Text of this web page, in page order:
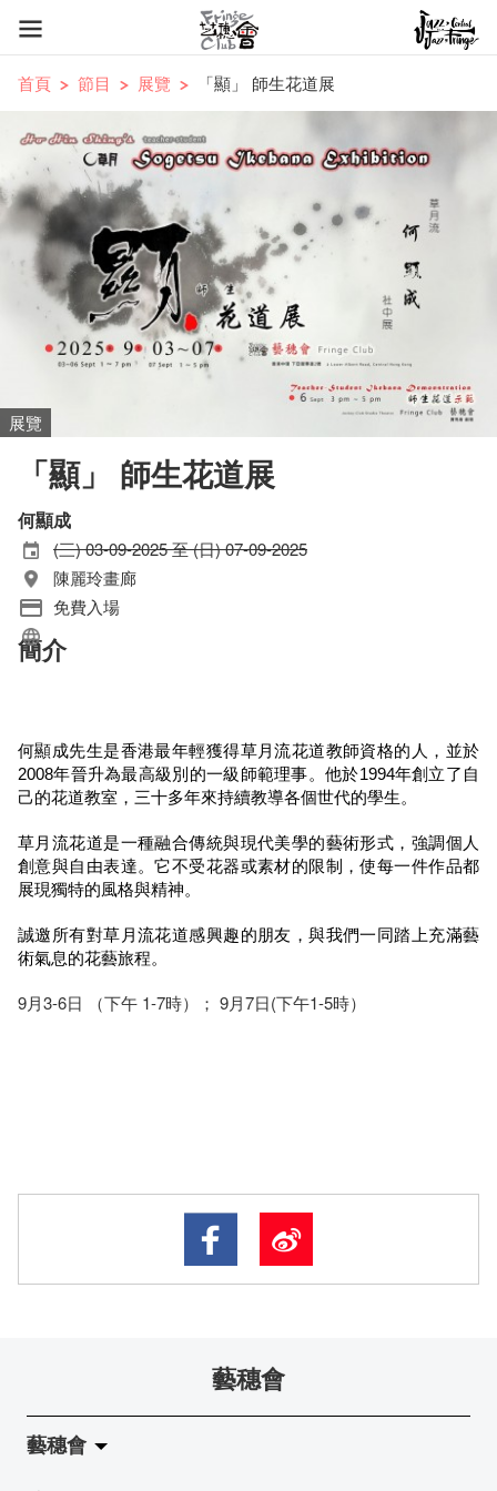
首頁 節目 展覽 「顯」 師生花道展
展覽
「顯」 師生花道展
何顯成
(三) 03-09-2025 至 (日) 07-09-2025
陳麗玲畫廊
免費入場
簡介
何顯成先生是香港最年輕獲得草月流花道教師資格的人，並於
2008年晉升為最高級別的一級師範理事。他於1994年創立了自
己的花道教室，三十多年來持續教導各個世代的學生。
草月流花道是一種融合傳統與現代美學的藝術形式，強調個人
創意與自由表達。它不受花器或素材的限制，使每一件作品都
展現獨特的風格與精神。
誠邀所有對草月流花道感興趣的朋友，與我們一同踏上充滿藝
術氣息的花藝旅程。
9月3-6日 （下午 1-7時）； 9月7日(下午1-5時）
藝穗會
藝穗會